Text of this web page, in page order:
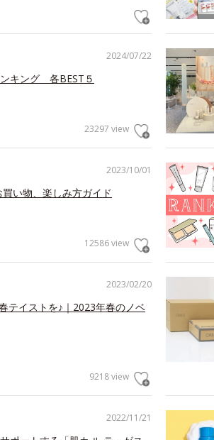
2024/07/22
ンキング 各BEST５
23297 view
2023/10/01
い物、楽しみ方ガイド
12586 view
2023/02/20
テイストを♪｜2023年春のノベ
9218 view
2022/11/21